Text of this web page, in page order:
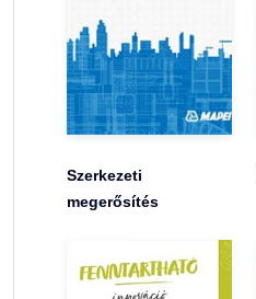
Szerkezeti
megerősítés